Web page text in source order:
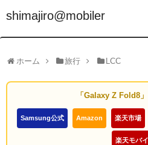
shimajiro@mobiler
ホーム 旅行 LCC
「Galaxy Z Fold8
Samsung公式 Amazon 楽天市場
楽天モバ